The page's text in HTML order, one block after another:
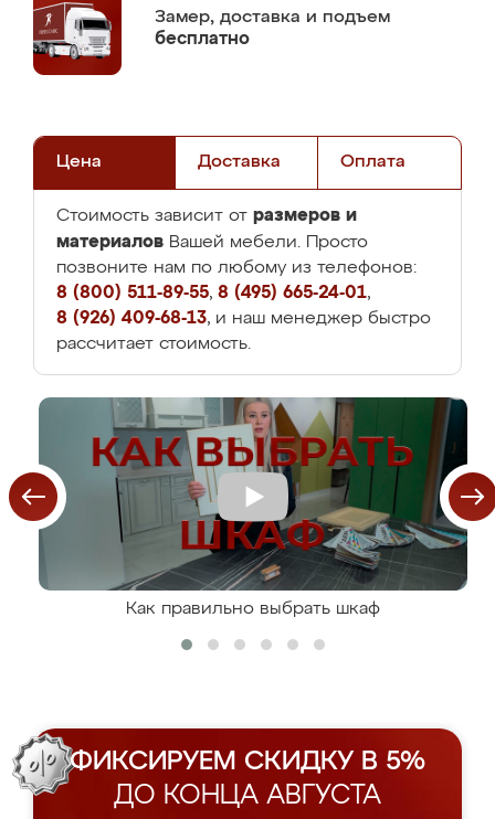
Замер, доставка и подъем
бесплатно
Цена Доставка Оплата
Стоимость зависит от размеров и
материалов Вашей мебели. Просто
позвоните нам по любому из телефонов:
8 (800) 511-89-55, 8 (495) 665-24-01,
8 (926) 409-68-13, и наш менеджер быстро
рассчитает стоимость.
Как правильно выбрать шкаф
ФИКСИРУЕМ СКИДКУ В 5%
ДО КОНЦА АВГУСТА